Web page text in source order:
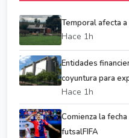
Temporal afecta
Hace 1h
Entidades
coyuntura para
Hace 1h
Comienza la
futsalFIFA